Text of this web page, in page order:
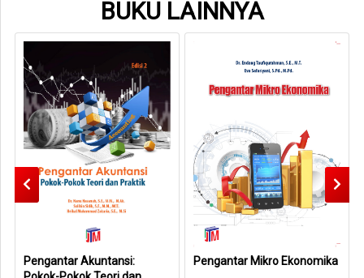
BUKU LAINNYA
Pengantar Akuntansi:
Pengantar Mikro Ekonomika